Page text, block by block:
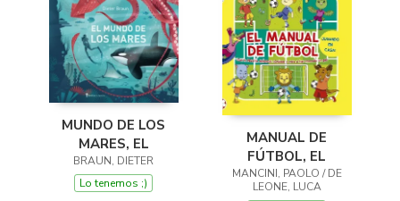
MUNDO DE LOS
MARES, EL
BRAUN, DIETER
Lo tenemos ;)
MANUAL DE
FÚTBOL, EL
MANCINI, PAOLO / DE
LEONE, LUCA